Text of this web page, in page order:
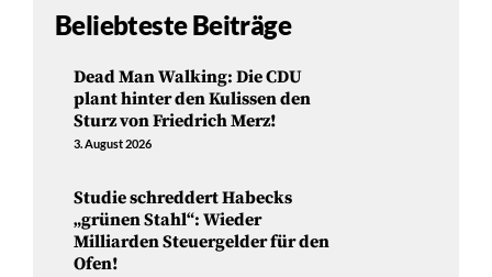
Beliebteste Beiträge
Dead Man Walking: Die CDU
plant hinter den Kulissen den
Sturz von Friedrich Merz!
3. August 2026
Studie schreddert Habecks
„grünen Stahl“: Wieder
Milliarden Steuergelder für den
Ofen!